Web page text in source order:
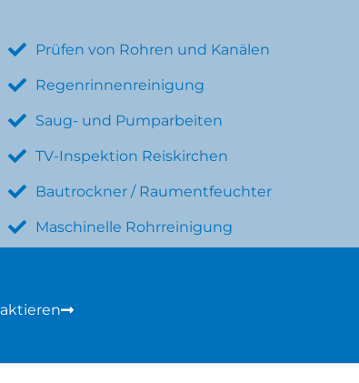
Prüfen von Rohren und Kanälen
Regenrinnenreinigung
Saug- und Pumparbeiten
TV-Inspektion Reiskirchen
Bautrockner / Raumentfeuchter
Maschinelle Rohrreinigung